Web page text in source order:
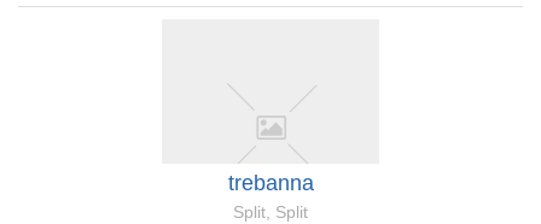
trebanna
Split, Split